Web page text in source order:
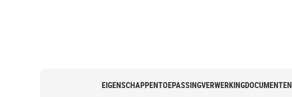
EIGENSCHAPPENTOEPASSINGVERWERKINGDOCUMENTEN